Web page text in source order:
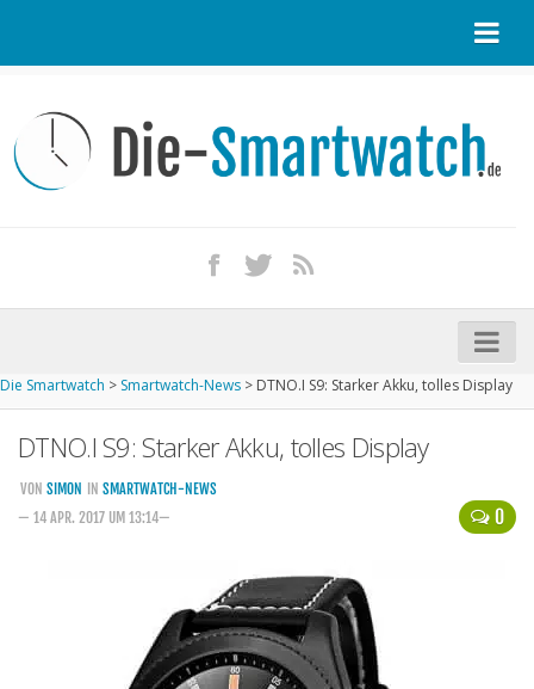
Kontakt / Tipp geben
Impressum
iPhone kaufen
Startseite
Aktuelle Smartwatches im Test
Kommende Smartwatches
Smartphonetarife
Die Smartwatch > Smartwatch-News > DTNO.I S9: Starker Akku, tolles Display
DTNO.I S9: Starker Akku, tolles Display
0
VON SIMON IN SMARTWATCH-NEWS
— 14 APR. 2017 UM 13:14—